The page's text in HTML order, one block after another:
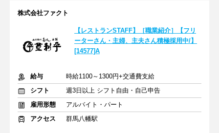
株式会社ファクト
【レストランSTAFF】［職業紹介］【フリ
ーターさん・主婦、主夫さん積極採用中/】
[14577]A
給与
時給1100～1300円+交通費支給
シフト
週3日以上 シフト自由・自己申告
雇用形態
アルバイト・パート
アクセス
群馬八幡駅